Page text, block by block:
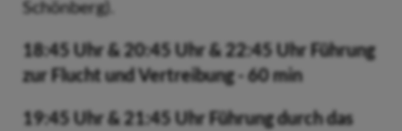
Schönberg).
18:45 Uhr & 20:45 Uhr & 22:45 Uhr Führung
zur Flucht und Vertreibung - 60 min
19:45 Uhr & 21:45 Uhr Führung durch das